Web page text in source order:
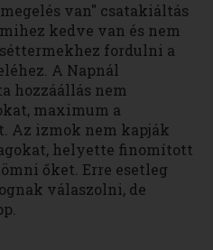
van" csatakiáltás
kedve van és nem
fordulni a
A Napnál
hozzáállás nem
maximum a
Az izmok nem kapják
helyette finomított
őket. Erre esetleg
válaszolni, de